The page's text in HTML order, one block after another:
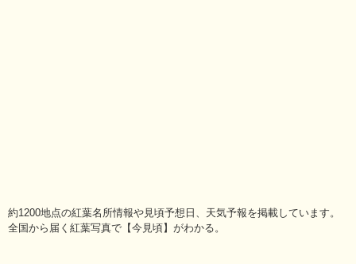
約1200地点の紅葉名所情報や見頃予想日、天気予報を掲載しています。
全国から届く紅葉写真で【今見頃】がわかる。